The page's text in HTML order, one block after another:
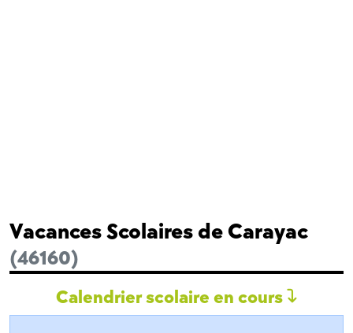
Vacances Scolaires de Carayac
(46160)
Calendrier scolaire en cours